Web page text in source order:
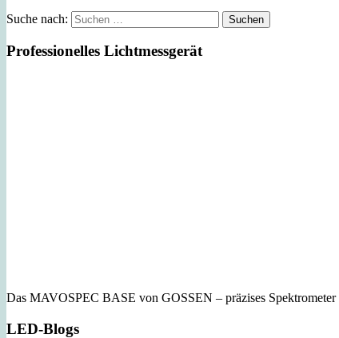
Suche nach:
Professionelles Lichtmessgerät
Das MAVOSPEC BASE von GOSSEN – präzises
LED-Blogs